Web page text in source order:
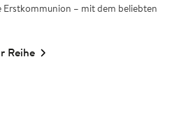
Erstkommunion – mit dem beliebten
Reihe